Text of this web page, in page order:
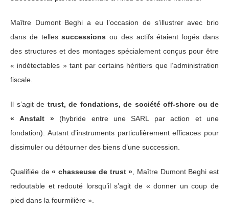
Maître Dumont Beghi a eu l’occasion de s’illustrer avec brio
dans de tellessuccessions ou des actifs étaient logés dans
des structures et des montages spécialement conçus pour être
« indétectables » tant par certains héritiers que l’administration
fiscale.
Il s’agit de trust, de fondations, de société off-shore ou de
« Anstalt »(hybride entre une SARL par action et une
fondation). Autant d’instruments particulièrement efficaces pour
dissimuler ou détourner des biens d’une succession.
Qualifiée de« chasseuse de trust » , Maître Dumont Beghi est
redoutable et redouté lorsqu’il s’agit de « donner un coup de
pied dans la fourmilière ».